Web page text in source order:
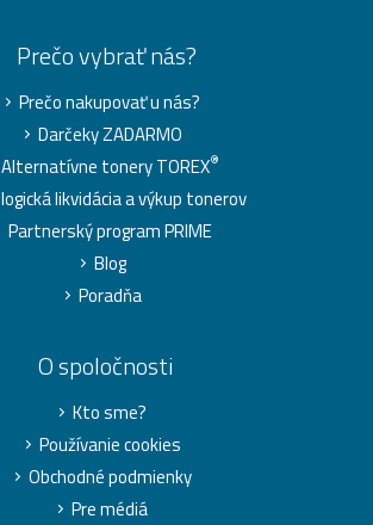
Prečo vybrať nás?
Prečo nakupovať u nás?
Darčeky ZADARMO
Alternatívne tonery TOREX®
likvidácia a výkup tonerov
Partnerský program PRIME
Blog
Poradňa
O spoločnosti
Kto sme?
Používanie cookies
Obchodné podmienky
Pre médiá